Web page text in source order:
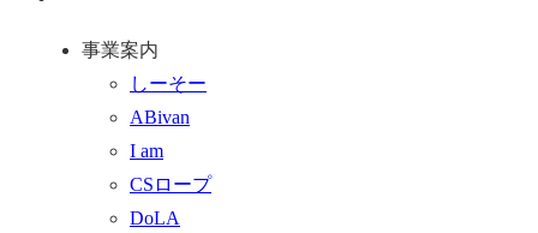
事業案内
しーそー
ABivan
I am
CSロープ
DoLA